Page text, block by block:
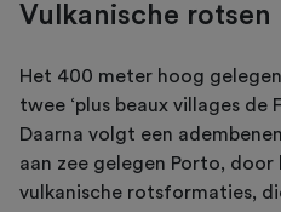
Vulkanische rotsen
Het 400 meter hoog
twee ‘plus beaux villages de
Daarna volgt een
aan zee gelegen Porto, door
vulkanische rotsformaties,